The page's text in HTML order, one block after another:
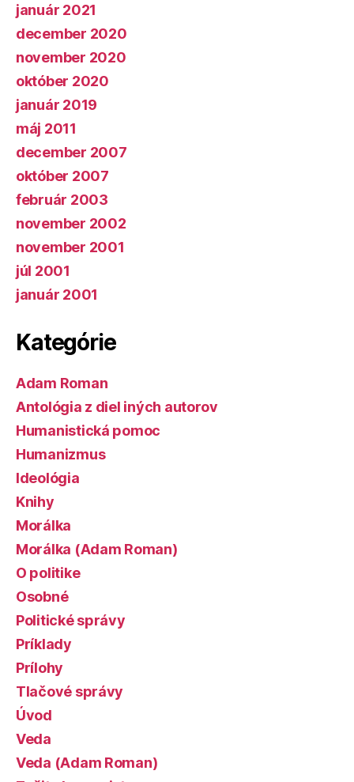
január 2021
december 2020
november 2020
október 2020
január 2019
máj 2011
december 2007
október 2007
február 2003
november 2002
november 2001
júl 2001
január 2001
Kategórie
Adam Roman
Antológia z diel iných autorov
Humanistická pomoc
Humanizmus
Ideológia
Knihy
Morálka
Morálka (Adam Roman)
O politike
Osobné
Politické správy
Príklady
Prílohy
Tlačové správy
Úvod
Veda
Veda (Adam Roman)